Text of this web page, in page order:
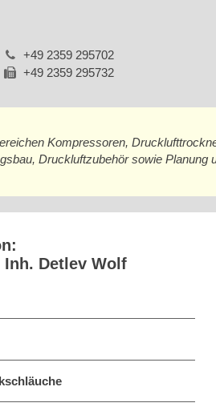
+49 2359 295702
+49 2359 295732
Kompressoren,
Druckluftzubehör sowie Planung
Detlev Wolf